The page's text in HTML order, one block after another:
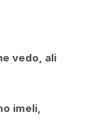
vedo, ali
imeli,